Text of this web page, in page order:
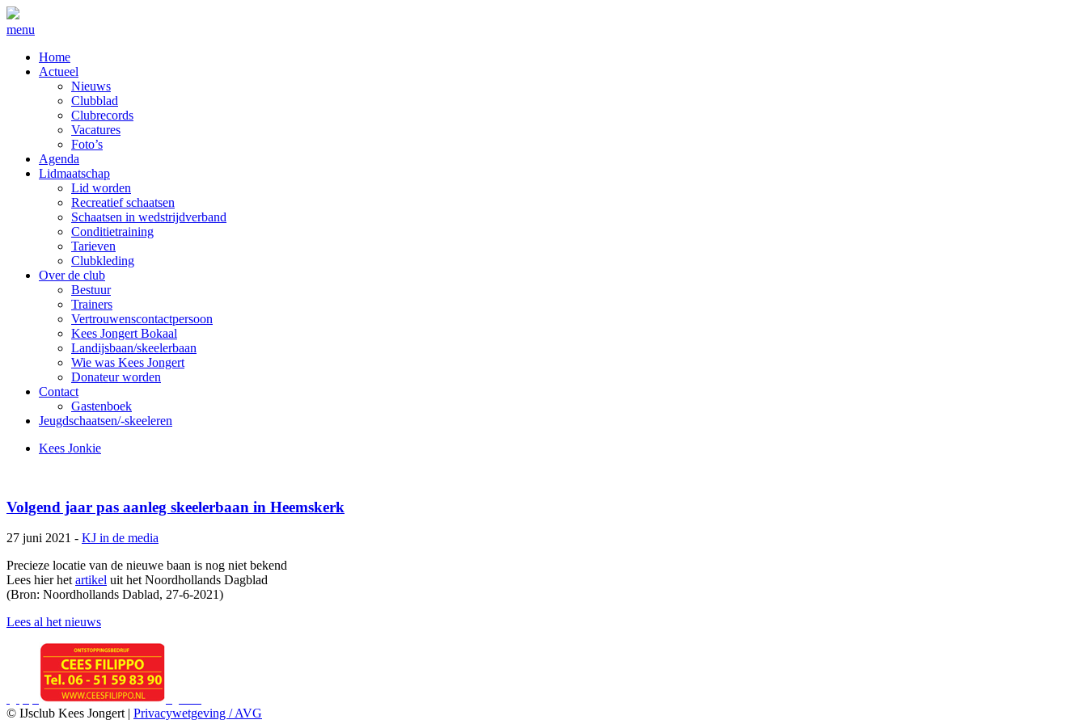
menu
Home
Actueel
Nieuws
Clubblad
Clubrecords
Vacatures
Foto’s
Agenda
Lidmaatschap
Lid worden
Recreatief schaatsen
Schaatsen in wedstrijdverband
Conditietraining
Tarieven
Clubkleding
Over de club
Bestuur
Trainers
Vertrouwenscontactpersoon
Kees Jongert Bokaal
Landijsbaan/skeelerbaan
Wie was Kees Jongert
Donateur worden
Contact
Gastenboek
Jeugdschaatsen/-skeeleren
Kees Jonkie
Volgend jaar pas aanleg skeelerbaan in Heemskerk
27 juni 2021 - KJ in de media
Precieze locatie van de nieuwe baan is nog niet bekend
Lees hier hetartikel uit het Noordhollands Dagblad
(Bron: Noordhollands Dablad, 27-6-2021)
Lees al het nieuws
© IJsclub Kees Jongert | Privacywetgeving / AVG